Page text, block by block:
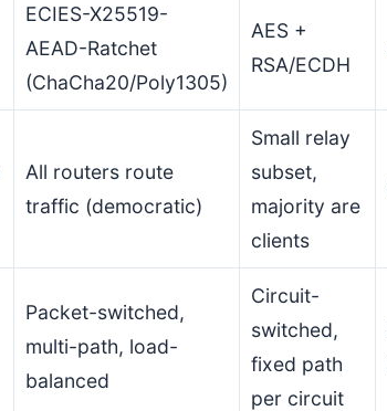
ECIES-X25519-
AEAD-Ratchet
(ChaCha20/Poly1305)
AES +
RSA/ECDH
All routers route
traffic (democratic)
Small relay
subset,
majority are
clients
Packet-switched,
multi-path, load-
balanced
Circuit-
switched,
fixed path
per circuit